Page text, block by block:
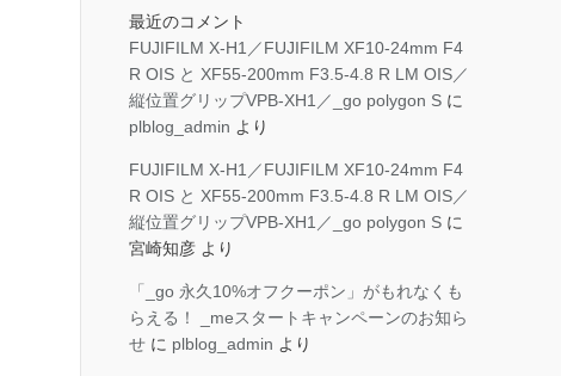
最近のコメント
FUJIFILM X-H1／FUJIFILM XF10-24mm F4
R OIS と XF55-200mm F3.5-4.8 R LM OIS／
縦位置グリップVPB-XH1／_go polygon S に
plblog_admin より
FUJIFILM X-H1／FUJIFILM XF10-24mm F4
R OIS と XF55-200mm F3.5-4.8 R LM OIS／
縦位置グリップVPB-XH1／_go polygon S に
宮崎知彦 より
「_go 永久10%オフクーポン」がもれなくも
らえる！ _meスタートキャンペーンのお知ら
せ に plblog_admin より